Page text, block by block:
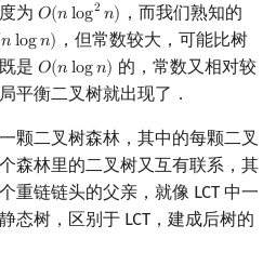
常见技巧
Atom
Eclipse
Kate
Dev-C++
CCR Plus
Lemon
Validator
Interactor
运算
流程控制语句
函数
文件操作
bitset
string
重载运算符
引用
新版 C++ 特性
Lambda 表达式
插入排序
计数排序
快速排序
归并排序
四边形不等式优化
Slope Trick 优化
状态设计优化
格雷码
最大公约数
欧拉函数
分解质因数
裴蜀定理 & 一次不定方程
快速数论变换
快速沃尔什变换
多项式牛顿迭代
多项式多点求值|快速插值
斐波那契数列
错位排列
斯特林数
贝尔数
矩阵
初等变换
线性空间
线性基
域论
Schreier–Sims 算法
随机变量的数字特征
概率不等式
非公平组合游戏
牛顿迭代法
树的重心
最近公共祖先
树上启发式合并
虚树
同余最短路
圆方树
点/边连通度
费用流
上下界网络流
一般图最大匹配
一般图最大权匹配
莫队算法
模拟退火
为 𝑂(𝑛log2 𝑛)
O(nlog2n)
，而我们熟知的
𝑛log𝑛)
nlogn)
，但常数较大，可能比树
是 𝑂(𝑛log𝑛)
O(nlogn)
的，常数又相对较
平衡二叉树就出现了．
颗二叉树森林，其中的每颗二叉
森林里的二叉树又互有联系，其
重链链头的父亲，就像 LCT 中一
态树，区别于 LCT，建成后树的